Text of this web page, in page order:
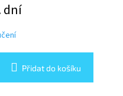
dní
Přidat do košíku